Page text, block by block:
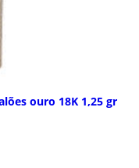
ouro 18K 1,25 gr